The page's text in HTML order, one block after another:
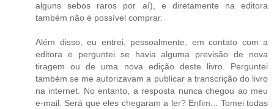
alguns sebos raros por aí), e diretamente na editora
também não é possível comprar.
Além disso, eu entrei, pessoalmente, em contato com a
editora e perguntei se havia alguma previsão de nova
tiragem ou de uma nova edição deste livro. Perguntei
também se me autorizavam a publicar a transcrição do livro
na internet. No entanto, a resposta nunca chegou ao meu
e-mail. Será que eles chegaram a ler? Enfim... Tomei todas